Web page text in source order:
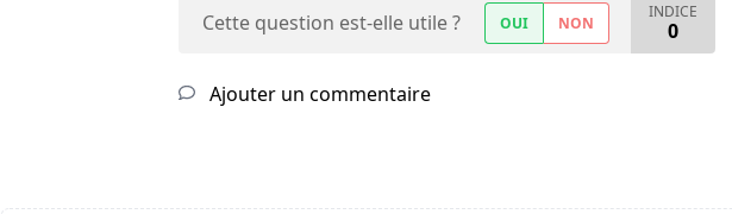
Cette question est-elle utile ? OUI NON
INDICE
0
Ajouter un commentaire